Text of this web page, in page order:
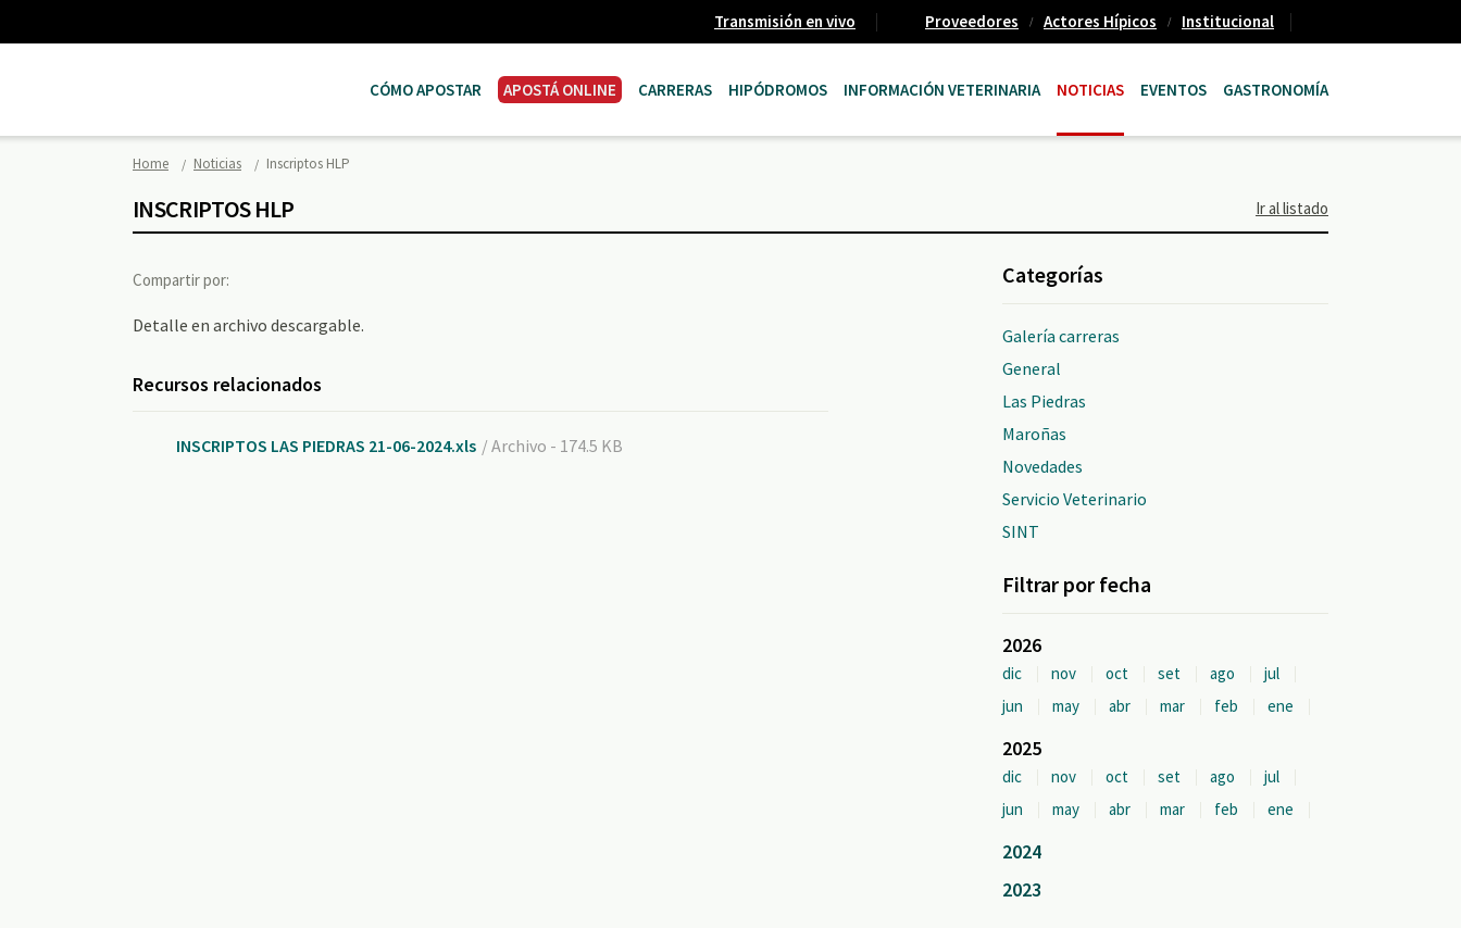
Transmisión en vivo Proveedores Actores Hípicos Institucional
CÓMO APOSTAR APOSTÁ ONLINE CARRERAS HIPÓDROMOS INFORMACIÓN VETERINARIA NOTICIAS EVENTOS GASTRONOMÍA
Home Noticias Inscriptos HLP
INSCRIPTOS HLP Ir al listado
Compartir por:
Detalle en archivo descargable.
Recursos relacionados
INSCRIPTOS LAS PIEDRAS 21-06-2024.xls / Archivo - 174.5 KB
Categorías
Galería carreras
General
Las Piedras
Maroñas
Novedades
Servicio Veterinario
SINT
Filtrar por fecha
2026
dic nov oct set ago
jul
jun
may abr mar feb ene
2025
dic nov oct set ago
jul
jun
may abr mar feb ene
2024
2023